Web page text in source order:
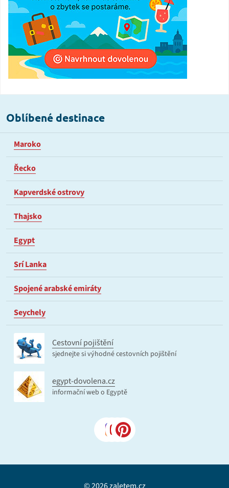
Oblíbené destinace
Maroko
Řecko
Kapverdské ostrovy
Thajsko
Egypt
Srí Lanka
Spojené arabské emiráty
Seychely
Cestovní pojištění
sjednejte si výhodné cestovních pojištění
egypt-dovolena.cz
informační web o Egyptě
© 2026 zaletem.cz